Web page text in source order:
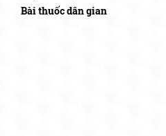
Bài thuốc dân gian